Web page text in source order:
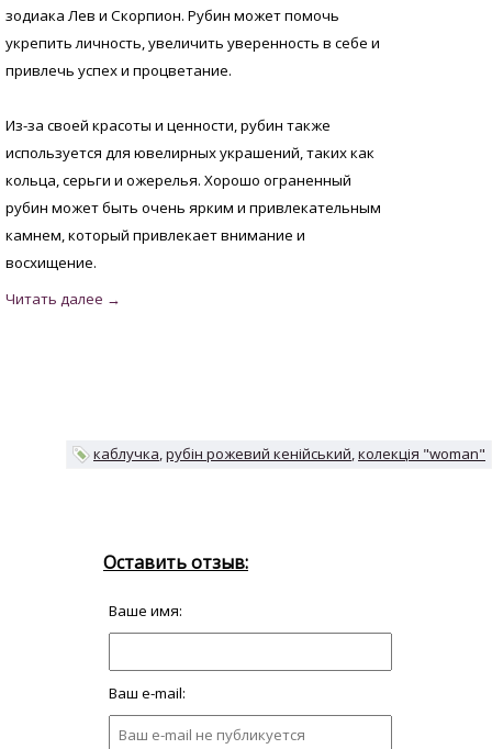
зодиака Лев и Скорпион. Рубин может помочь
укрепить личность, увеличить уверенность в себе и
привлечь успех и процветание.
Из-за своей красоты и ценности, рубин также
используется для ювелирных украшений, таких как
кольца, серьги и ожерелья. Хорошо ограненный
рубин может быть очень ярким и привлекательным
камнем, который привлекает внимание и
восхищение.
каблучка рубін рожевий кенійський колекція "woman"